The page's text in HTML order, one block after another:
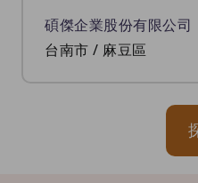
碩傑企業股份有限公司
台南市 / 麻豆區